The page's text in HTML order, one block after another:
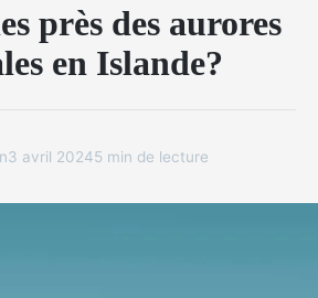
près des aurores
en Islande?
3 avril 20245 min de lecture